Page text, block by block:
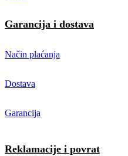
Garancija i dostava
Način plaćanja
Dostava
Garancija
Reklamacije i povrat